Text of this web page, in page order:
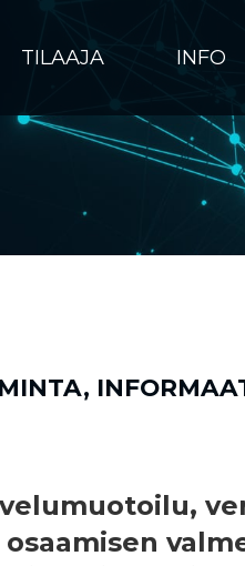
TILAAJA INFO
,